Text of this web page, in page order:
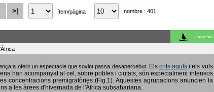
>| ítem/pàgina : nombre : 401
avinews
a oferir un espectacle que sovint passa desapercebut. Els crits aguts i els vols
han acompanyat al cel, sobre pobles i ciutats, són especialment intensos
concentracions premigratòries (Fig.1). Aquestes agrupacions anuncien la
a les àrees d'hivernada de l'Àfrica subsahariana.